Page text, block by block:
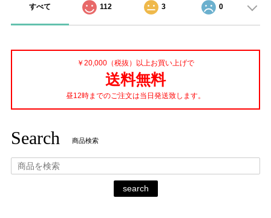
すべて 112 3 0
￥20,000（税抜）以上お買い上げで
送料無料
昼12時までのご注文は当日発送致します。
Search 商品検索
search